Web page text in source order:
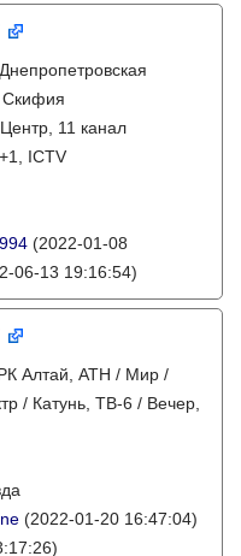
11 канал
ICTV
(2022-01-08
06-13 19:16:54)
Алтай, АТН / Мир /
/ Катунь, ТВ-6 / Вечер,
(2022-01-20 16:47:04)